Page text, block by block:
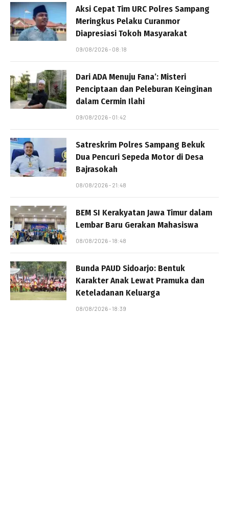
Aksi Cepat Tim URC Polres Sampang
Meringkus Pelaku Curanmor
Diapresiasi Tokoh Masyarakat
09/08/2026 - 08:18
Dari ADA Menuju Fana’: Misteri
Penciptaan dan Peleburan Keinginan
dalam Cermin Ilahi
09/08/2026 - 01:42
Satreskrim Polres Sampang Bekuk
Dua Pencuri Sepeda Motor di Desa
Bajrasokah
08/08/2026 - 21:48
BEM SI Kerakyatan Jawa Timur dalam
Lembar Baru Gerakan Mahasiswa
08/08/2026 - 18:48
Bunda PAUD Sidoarjo: Bentuk
Karakter Anak Lewat Pramuka dan
Keteladanan Keluarga
08/08/2026 - 18:39